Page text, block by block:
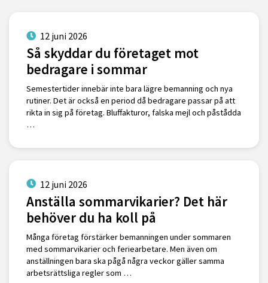
12 juni 2026
Så skyddar du företaget mot
bedragare i sommar
Semestertider innebär inte bara lägre bemanning och nya
rutiner. Det är också en period då bedragare passar på att
rikta in sig på företag. Bluffakturor, falska mejl och påstådda
…
12 juni 2026
Anställa sommarvikarier? Det här
behöver du ha koll på
Många företag förstärker bemanningen under sommaren
med sommarvikarier och feriearbetare. Men även om
anställningen bara ska pågå några veckor gäller samma
arbetsrättsliga regler som …